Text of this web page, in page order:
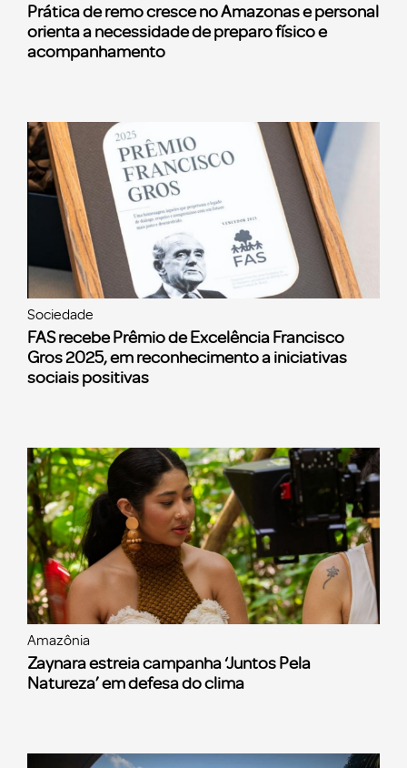
Prática de remo cresce no Amazonas e personal
orienta a necessidade de preparo físico e
acompanhamento
Sociedade
FAS recebe Prêmio de Excelência Francisco
Gros 2025, em reconhecimento a iniciativas
sociais positivas
Amazônia
Zaynara estreia campanha ‘Juntos Pela
Natureza’ em defesa do clima